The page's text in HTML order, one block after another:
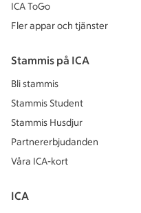
ICA ToGo
Fler appar och tjänster
Stammis på ICA
Bli stammis
Stammis Student
Stammis Husdjur
Partnererbjudanden
Våra ICA-kort
ICA